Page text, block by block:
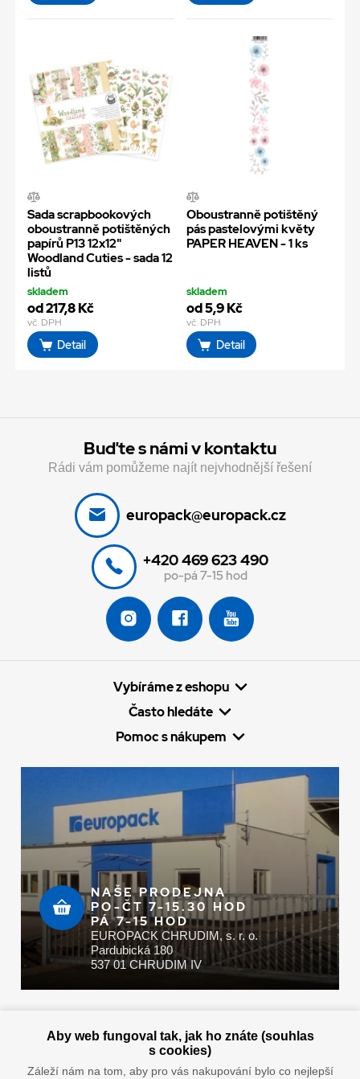
Sada scrapbookových
oboustranně potištěných
papírů P13 12x12"
Woodland Cuties - sada 12
listů
skladem
od 217,8 Kč
vč. DPH
Detail
Oboustranně potištěný
pás pastelovými květy
PAPER HEAVEN - 1 ks
skladem
od 5,9 Kč
vč. DPH
Detail
Buďte s námi v kontaktu
Rádi vám pomůžeme najít nejvhodnější řešení
europack@europack.cz
+420 469 623 490
po-pá 7-15 hod
Vybíráme z eshopu
Často hledáte
Pomoc s nákupem
NAŠE PRODEJNA
PO-ČT 7-15.30 HOD
PÁ 7-15 HOD
EUROPACK CHRUDIM, s. r. o.
Pardubická 180
537 01 CHRUDIM IV
Aby web fungoval tak, jak ho znáte (souhlas
s cookies)
Záleží nám na tom, aby pro vás nakupování bylo co nejlepší